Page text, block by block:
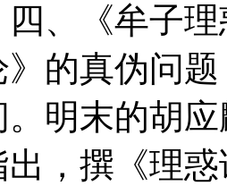
、《牟子理
》的真伪问
。明末的胡
，撰《理惑